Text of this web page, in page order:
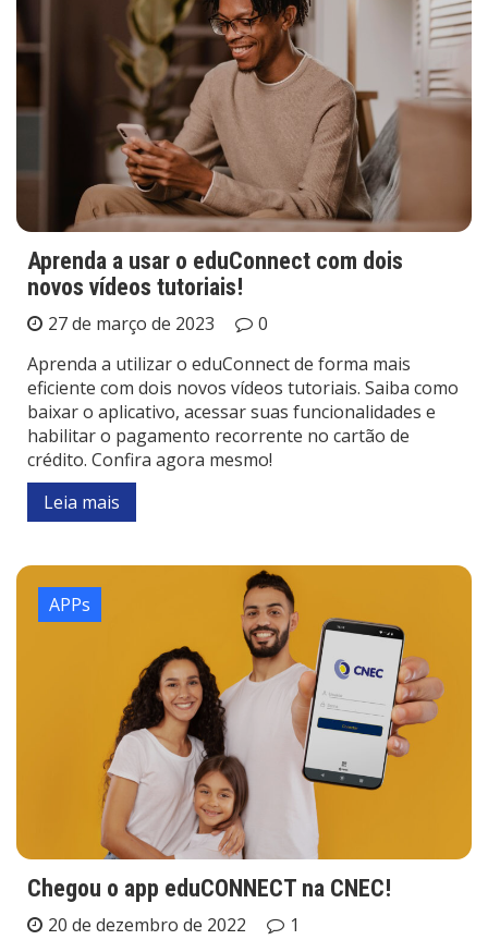
Aprenda a usar o eduConnect com dois
novos vídeos tutoriais!
27 de março de 2023
0
Aprenda a utilizar o eduConnect de forma mais
eficiente com dois novos vídeos tutoriais. Saiba como
baixar o aplicativo, acessar suas funcionalidades e
habilitar o pagamento recorrente no cartão de
crédito. Confira agora mesmo!
Leia mais
APPs
Chegou o app eduCONNECT na CNEC!
20 de dezembro de 2022
1